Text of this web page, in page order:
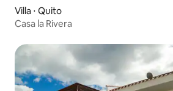
Villa ⋅ Quito
Casa la Rivera